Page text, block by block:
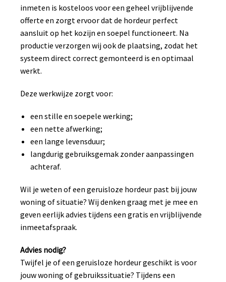
inmeten is kosteloos voor een geheel vrijblijvende
offerte en zorgt ervoor dat de hordeur perfect
aansluit op het kozijn en soepel functioneert. Na
productie verzorgen wij ook de plaatsing, zodat het
systeem direct correct gemonteerd is en optimaal
werkt.
Deze werkwijze zorgt voor:
een stille en soepele werking;
een nette afwerking;
een lange levensduur;
langdurig gebruiksgemak zonder aanpassingen
achteraf.
Wil je weten of een geruisloze hordeur past bij jouw
woning of situatie? Wij denken graag met je mee en
geven eerlijk advies tijdens een gratis en vrijblijvende
inmeetafspraak.
Advies nodig?
Twijfel je of een geruisloze hordeur geschikt is voor
jouw woning of gebruikssituatie? Tijdens een